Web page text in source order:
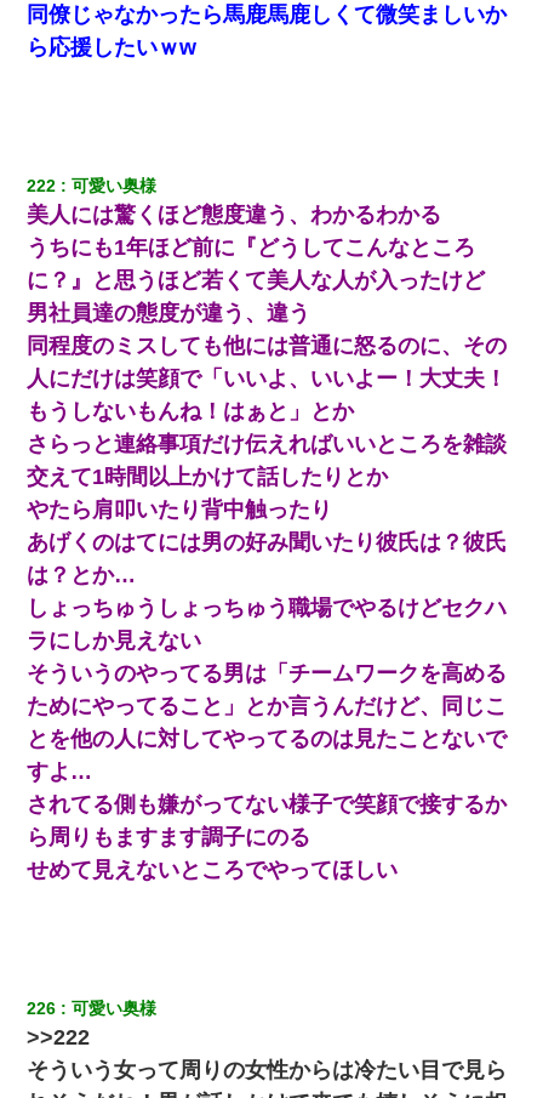
元夫の連れ子「俺の結婚式の時くらい、母親としての責任を果た
そうとは思わないのか！」→どうも連れ子は…
ミスした新人(
)に冗談で「行為させてくれたら許してあげる」
って言ったら・・・
【報告者がキチ】嫁「妊娠した」俺『それじゃあ皆に祝ってもら
おう』友人達を家に連れ帰ってホームパーティー→俺『皆に祝え
てもらえて良かったな！』→
【戦争】不妊の俺嫁に弟嫁が2日間4歳児を託児 俺嫁はそこまで気
にしてなかったが、あまりにも子供が俺嫁に懐くので最後らへん
顔引きつってた → そして弟嫁が迎えに来た翌日…
[緊急]ベロベロの女に声をかけて行為してきた結果
【悲報】お風呂で父親と姉が完全に行為してるんだが...
この母親は娘の黒歴史を掘り出さないと死ぬんか？ 死ぬんか？
【画像】女の子「お母さん！！私ようやくファッションモデルに
選ばれたの！絶対見に来てね！」→悲しい結果がこれ・・・
子供の頃、母の弟にイタズラされてて中学に入ってから関係を持
ってしまった。拒絶したら「全部バラしてやる」と脅迫されたの
で両親に全部話した。
ホテルに泊まったんだけど従業員が最悪だった。折角の旅行で何
故私が怒鳴られなきゃいけなかったのだ
友人「酒の勢いで女先輩をホテルに連れ込んだｗｗｗｗｗ」俺
「…」
同僚じゃなかったら馬鹿馬鹿しくて微笑ましいか
ら応援したいｗw
222 可愛い奥様
美人には驚くほど態度違う、わかるわかる
うちにも1年ほど前に『どうしてこんなところ
に？』と思うほど若くて美人な人が入ったけど
男社員達の態度が違う、違う
同程度のミスしても他には普通に怒るのに、その
人にだけは笑顔で「いいよ、いいよー！大丈夫！
もうしないもんね！はぁと」とか
さらっと連絡事項だけ伝えればいいところを雑談
交えて1時間以上かけて話したりとか
やたら肩叩いたり背中触ったり
あげくのはてには男の好み聞いたり彼氏は？彼氏
は？とか…
しょっちゅうしょっちゅう職場でやるけどセクハ
ラにしか見えない
そういうのやってる男は「チームワークを高める
ためにやってること」とか言うんだけど、同じこ
とを他の人に対してやってるのは見たことないで
すよ…
されてる側も嫌がってない様子で笑顔で接するか
ら周りもますます調子にのる
せめて見えないところでやってほしい
226 可愛い奥様
>>222
そういう女って周りの女性からは冷たい目で見ら